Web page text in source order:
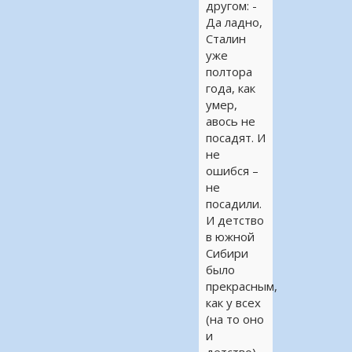
другом: -
Да ладно,
Сталин
уже
полтора
года, как
умер,
авось не
посадят. И
не
ошибся –
не
посадили.
И детство
в южной
Сибири
было
прекрасным,
как у всех
(на то оно
и